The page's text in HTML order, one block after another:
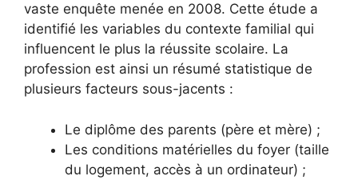
vaste enquête menée en 2008. Cette étude a
identifié les variables du contexte familial qui
influencent le plus la réussite scolaire. La
profession est ainsi un résumé statistique de
plusieurs facteurs sous-jacents :
Le diplôme des parents (père et mère) ;
Les conditions matérielles du foyer (taille
du logement, accès à un ordinateur) ;